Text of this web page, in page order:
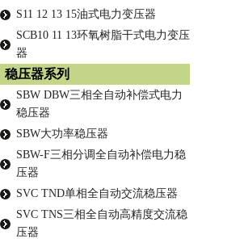
S11 12 13 15油式电力变压器
SCB10 11 13环氧树脂干式电力变压
器
稳压器系列
SBW DBW三相全自动补偿式电力
稳压器
SBW大功率稳压器
SBW-F三相分调全自动补偿电力稳
压器
SVC TND单相全自动交流稳压器
SVC TNS三相全自动高精度交流稳
压器